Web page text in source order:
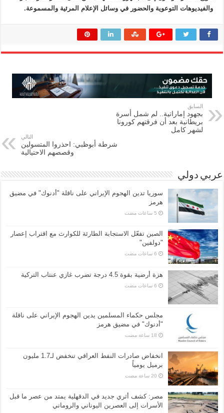
والفيديوهات التوعوية والحضور في وسائل الإعلام المرئية والمسموعة.
السابق
بجهود إماراتية.. لم شمل أسرة
بريطانية بعد أن فرقتهم كورونا
لشهر كامل
التالي
شرطة أبوظبي: احذروا المتسولين
وقصصهم الاحتيالية
عربي دولي
سوريا تدين الهجوم الإيراني على ناقلة "أدنوك" في مضيق
هرمز ‏
الصين تفعّل الاستجابة الطارئة للكوارث مع اقتراب إعصار
"دولفين"
هزة أرضية بقوة 4.5 درجة تضرب غازي عنتاب التركية
مجلس حكماء المسلمين يدين الهجوم الإيراني على ناقلة
"أدنوك" في مضيق هرمز
انخفاض صادرات النفط العراقي تنخفض لـ1.7 مليون
برميل يومياً
مصر: كشف أثري جديد في الدقهلية يمتد من عصر ما قبل
الأسرات إلى العصرين اليوناني والروماني